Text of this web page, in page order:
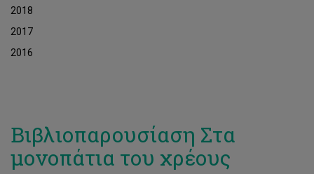
2018
2017
2016
Βιβλιοπαρουσίαση Στα
μονοπάτια του χρέους